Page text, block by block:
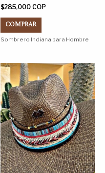
$285,000 COP
COMPRAR
producto
Sombrero Indiana para Hombre
Este
producto
tiene
múltiples
variantes.
Las
opciones
se
pueden